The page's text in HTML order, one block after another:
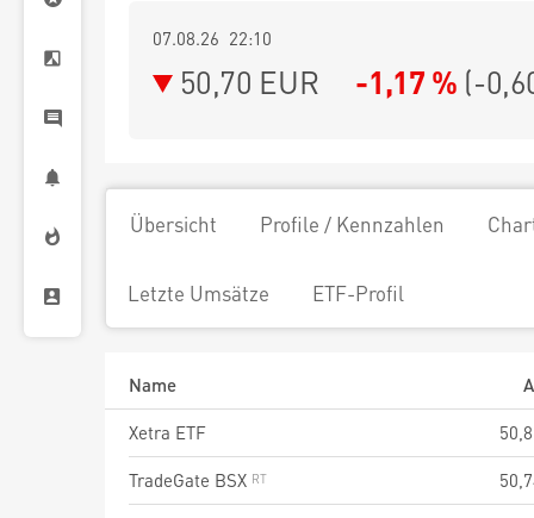
07.08.26 22:10
50,70 EUR -1,17 % (-
Übersicht Profile / Kennzahlen
Letzte Umsätze ETF-Profil
Name
Xetra ETF
TradeGate BSX